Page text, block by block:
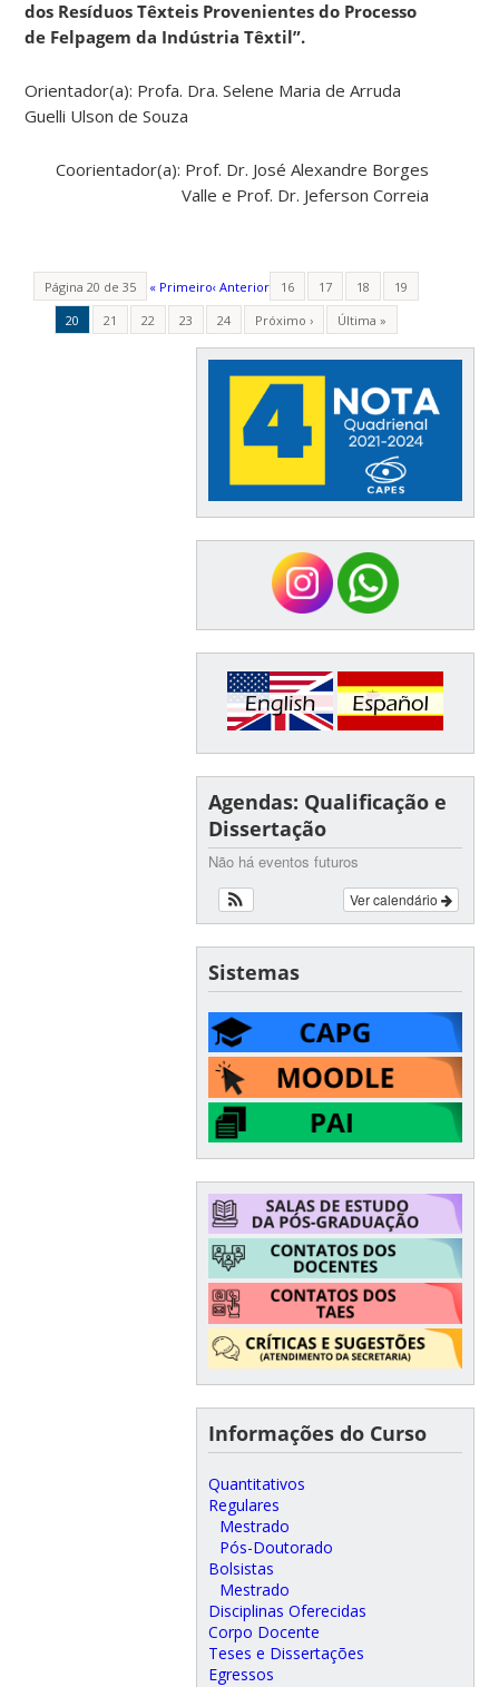
dos Resíduos Têxteis Provenientes do Processo
de Felpagem da Indústria Têxtil”.
Orientador(a): Profa. Dra. Selene Maria de Arruda
Guelli Ulson de Souza
Coorientador(a): Prof. Dr. José Alexandre Borges
Valle e Prof. Dr. Jeferson Correia
Página 20 de 35 « Primeiro‹ Anterior 16 17 18
19
20
21 22 23 24 Próximo › Última »
Agendas: Qualificação e
Dissertação
Não há eventos futuros
Ver calendário
Sistemas
Informações do Curso
Quantitativos
Regulares
Mestrado
Pós-Doutorado
Bolsistas
Mestrado
Disciplinas Oferecidas
Corpo Docente
Teses e Dissertações
Egressos